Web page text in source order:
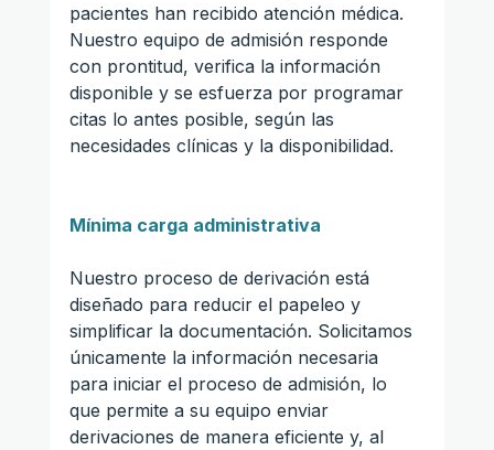
pacientes han recibido atención médica.
Nuestro equipo de admisión responde
con prontitud, verifica la información
disponible y se esfuerza por programar
citas lo antes posible, según las
necesidades clínicas y la disponibilidad.
Mínima carga administrativa
Nuestro proceso de derivación está
diseñado para reducir el papeleo y
simplificar la documentación. Solicitamos
únicamente la información necesaria
para iniciar el proceso de admisión, lo
que permite a su equipo enviar
derivaciones de manera eficiente y, al